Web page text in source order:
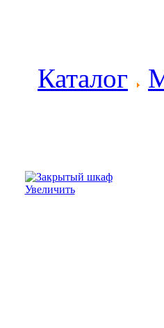
Каталог
Увеличить